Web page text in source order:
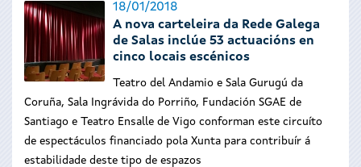
18/01/2018
A nova carteleira da Rede Galega
de Salas inclúe 53 actuacións en
cinco locais escénicos
Teatro del Andamio e Sala Gurugú da
Coruña, Sala Ingrávida do Porriño, Fundación SGAE de
Santiago e Teatro Ensalle de Vigo conforman este circuíto
de espectáculos financiado pola Xunta para contribuír á
estabilidade deste tipo de espazos